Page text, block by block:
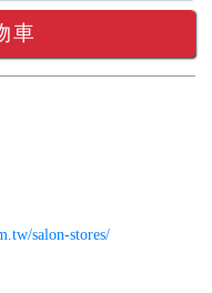
車
salon-stores/